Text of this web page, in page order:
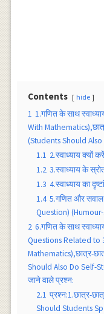
Contents hide
1 1.गणित के साथ
With
(Students Should
1.1 2.स्वाध्याय क्यों
1.2 3.स्वाध्याय के
1.3 4.स्वाध्याय का
1.4 5.गणित और सवाल
Question)
2 6.गणित के साथ
Questions Related to
Mathematics),छात्र-
Should Also Do Self-
जाने वाले प्रश्न:
2.1 प्रश्न:1.छात्र-
Should Students